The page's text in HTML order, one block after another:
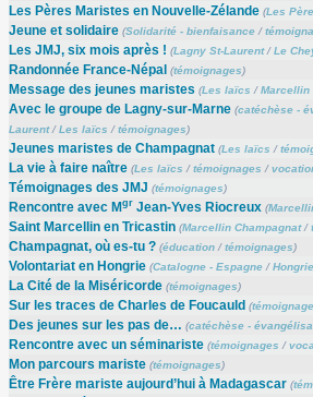
Les Pères Maristes en Nouvelle-Zélande (Les
Jeune et solidaire (Solidarité - bienfaisance/
Les JMJ, six mois après ! (Lagny St-Laurent/Le
Randonnée France-Népal (témoignages)
Message des jeunes maristes (Les laïcs /Marcellin
Avec le groupe de Lagny-sur-Marne (catéchèse -
Laurent/Les laïcs /témoignages)
Jeunes maristes de Champagnat (Les laïcs /
La vie à faire naître (Les laïcs /témoignages /
Témoignages des JMJ (témoignages)
Rencontre avec MgrJean-Yves Riocreux (
Saint Marcellin en Tricastin (Marcellin Champagnat/
Champagnat, où es-tu ? (éducation/témoignages)
Volontariat en Hongrie (Catalogne - Espagne/Hongrie
La Cité de la Miséricorde (témoignages)
Sur les traces de Charles de Foucauld (
Des jeunes sur les pas de… (catéchèse -
Rencontre avec un séminariste (témoignages /
Mon parcours mariste (témoignages)
Être Frère mariste aujourd’hui à Madagascar (